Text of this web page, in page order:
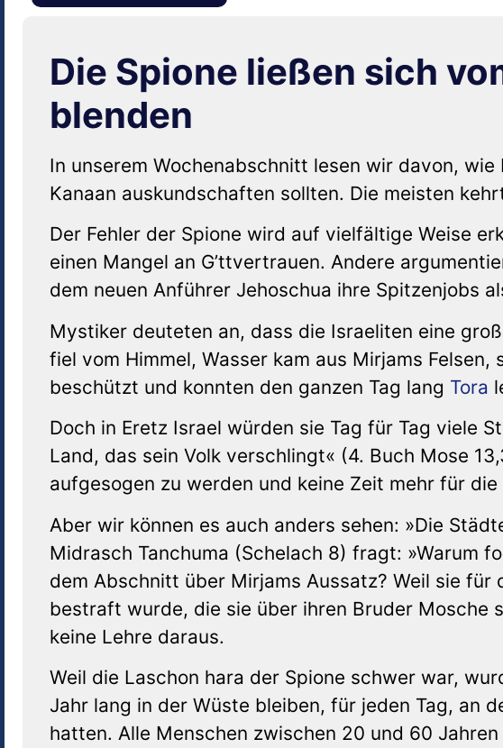
Die Spione ließen sich
blenden
In unserem Wochenabschnitt lesen wir davon,
Kanaan auskundschaften sollten. Die meisten
Der Fehler der Spione wird auf vielfältige Weise
einen Mangel an G’ttvertrauen. Andere
dem neuen Anführer Jehoschua ihre Spitzenjobs
Mystiker deuteten an, dass die Israeliten eine
fiel vom Himmel, Wasser kam aus Mirjams
beschützt und konnten den ganzen Tag lang Tora
Doch in Eretz Israel würden sie Tag für Tag viele
Land, das sein Volk verschlingt« (4. Buch Mose
aufgesogen zu werden und keine Zeit mehr für
Aber wir können es auch anders sehen: »Die
Midrasch Tanchuma (Schelach 8) fragt: »Warum
dem Abschnitt über Mirjams Aussatz? Weil sie für
bestraft wurde, die sie über ihren Bruder Mosche
keine Lehre daraus.
Weil die Laschon hara der Spione schwer war,
Jahr lang in der Wüste bleiben, für jeden Tag, an
hatten. Alle Menschen zwischen 20 und 60